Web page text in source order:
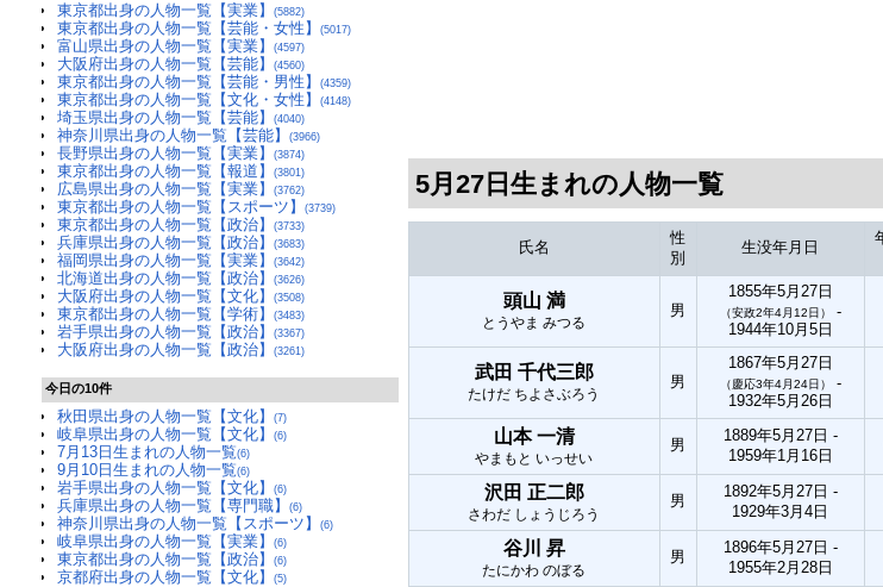
東京都出身の人物一覧【実業】 (5882)
東京都出身の人物一覧【芸能・女性】 (5017)
富山県出身の人物一覧【実業】 (4597)
大阪府出身の人物一覧【芸能】 (4560)
東京都出身の人物一覧【芸能・男性】 (4359)
東京都出身の人物一覧【文化・女性】 (4148)
埼玉県出身の人物一覧【芸能】 (4040)
神奈川県出身の人物一覧【芸能】 (3966)
長野県出身の人物一覧【実業】 (3874)
東京都出身の人物一覧【報道】 (3801)
広島県出身の人物一覧【実業】 (3762)
東京都出身の人物一覧【スポーツ】 (3739)
東京都出身の人物一覧【政治】 (3733)
兵庫県出身の人物一覧【政治】 (3683)
福岡県出身の人物一覧【実業】 (3642)
北海道出身の人物一覧【政治】 (3626)
大阪府出身の人物一覧【文化】 (3508)
東京都出身の人物一覧【学術】 (3483)
岩手県出身の人物一覧【政治】 (3367)
大阪府出身の人物一覧【政治】 (3261)
今日の10件
秋田県出身の人物一覧【文化】 (7)
岐阜県出身の人物一覧【文化】 (6)
7月13日生まれの人物一覧(6)
9月10日生まれの人物一覧(6)
岩手県出身の人物一覧【文化】 (6)
兵庫県出身の人物一覧【専門職】 (6)
神奈川県出身の人物一覧【スポーツ】 (6)
岐阜県出身の人物一覧【実業】 (6)
東京都出身の人物一覧【政治】 (6)
京都府出身の人物一覧【文化】 (5)
5月27日生まれの人物一覧
氏名
性
別
生没年月日
頭山 満
とうやま みつる
男
1855年5月27日
（安政2年4月12日）
-
1944年10月5日
武田 千代三郎
たけだ ちよさぶろう
男
1867年5月27日
（慶応3年4月24日）
-
1932年5月26日
山本 一清
やまもと いっせい
男
1889年5月27日 -
1959年1月16日
沢田 正二郎
さわだ しょうじろう
男
1892年5月27日 -
1929年3月4日
谷川 昇
たにかわ のぼる
男
1896年5月27日 -
1955年2月28日